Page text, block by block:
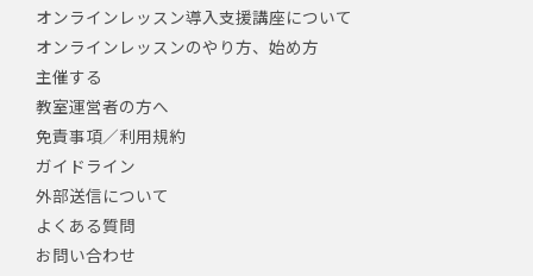
オンラインレッスン導入支援講座について
オンラインレッスンのやり方、始め方
主催する
教室運営者の方へ
免責事項／利用規約
ガイドライン
外部送信について
よくある質問
お問い合わせ